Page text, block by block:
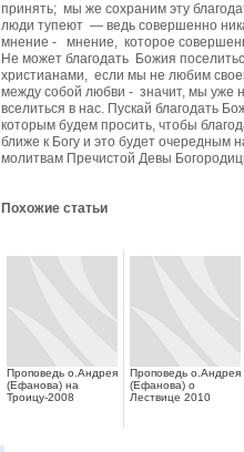
принять; мы же сохраним эту
люди тупеют — ведь совершенно
мнение - мнение, которое
Не может благодать Божия
христианами, если мы не любим
между собой любви - значит, мы уже
вселиться в нас. Пускай благодать
которым будем просить, чтобы
ближе к Богу и это будет очередным
молитвам Пречистой Девы
Похожие статьи
Проповедь о.Андрея
(Ефанова) на
Троицу-2008
Проповедь о.Андрея
(Ефанова) о
Лествице 2010